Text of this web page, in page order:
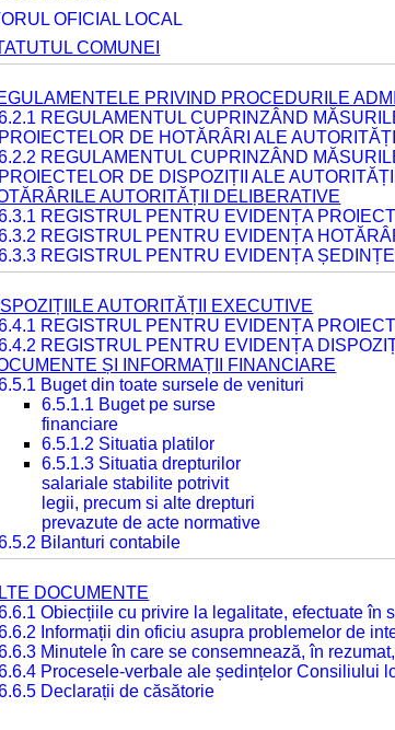
OFICIAL LOCAL
COMUNEI
PRIVIND PROCEDURILE
REGULAMENTUL CUPRINZÂND
PROIECTELOR DE HOTĂRÂRI ALE
REGULAMENTUL CUPRINZÂND
PROIECTELOR DE DISPOZIȚII ALE
AUTORITĂȚII DELIBERATIVE
REGISTRUL PENTRU EVIDENȚA
REGISTRUL PENTRU EVIDENȚA
REGISTRUL PENTRU EVIDENȚA
AUTORITĂȚII EXECUTIVE
REGISTRUL PENTRU EVIDENȚA
REGISTRUL PENTRU EVIDENȚA
ȘI INFORMAȚII FINANCIARE
Buget din toate sursele de venituri
6.5.1.1 Buget pe surse
financiare
6.5.1.2 Situatia platilor
6.5.1.3 Situatia drepturilor
salariale stabilite potrivit
legii, precum si alte drepturi
prevazute de acte normative
Bilanturi contabile
DOCUMENTE
Obiecțiile cu privire la legalitate, efectuate în
Informații din oficiu asupra problemelor de
Minutele în care se consemnează, în
Procesele-verbale ale ședințelor Consiliului
Declarații de căsătorie